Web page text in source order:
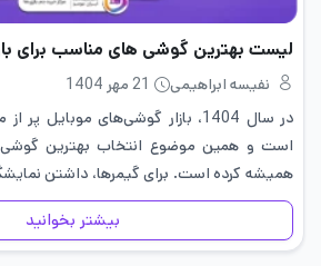
لیست بهترین گوشی های مناسب برای بازی
نفیسه ابراهیمی
21 مهر 1404
در سال 1404، بازار گوشی‌های موبایل
است و همین موضوع انتخاب بهترین
همیشه کرده است. برای گیمرها، داشتن
بالا، پردازنده قوی، رم کافی و باتری…
بیشتر بخوانید